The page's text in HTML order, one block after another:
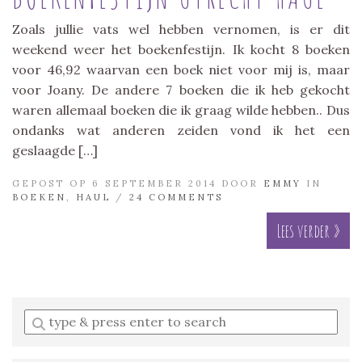
Zoals jullie vats wel hebben vernomen, is er dit
weekend weer het boekenfestijn. Ik kocht 8 boeken
voor 46,92 waarvan een boek niet voor mij is, maar
voor Joany. De andere 7 boeken die ik heb gekocht
waren allemaal boeken die ik graag wilde hebben.. Dus
ondanks wat anderen zeiden vond ik het een
geslaagde […]
GEPOST OP 6 SEPTEMBER 2014 DOOR EMMY
IN
BOEKEN
HAUL / 24 COMMENTS
Lees verder »
Enter
a